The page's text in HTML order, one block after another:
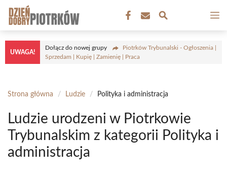
treści
UWAGA!
Dołącz do nowej grupy
Piotrków Trybunalski - Ogłoszenia |
Sprzedam | Kupię | Zamienię | Praca
Strona główna / Ludzie / Polityka i administracja
Ludzie urodzeni w Piotrkowie
Trybunalskim z kategorii Polityka i
administracja